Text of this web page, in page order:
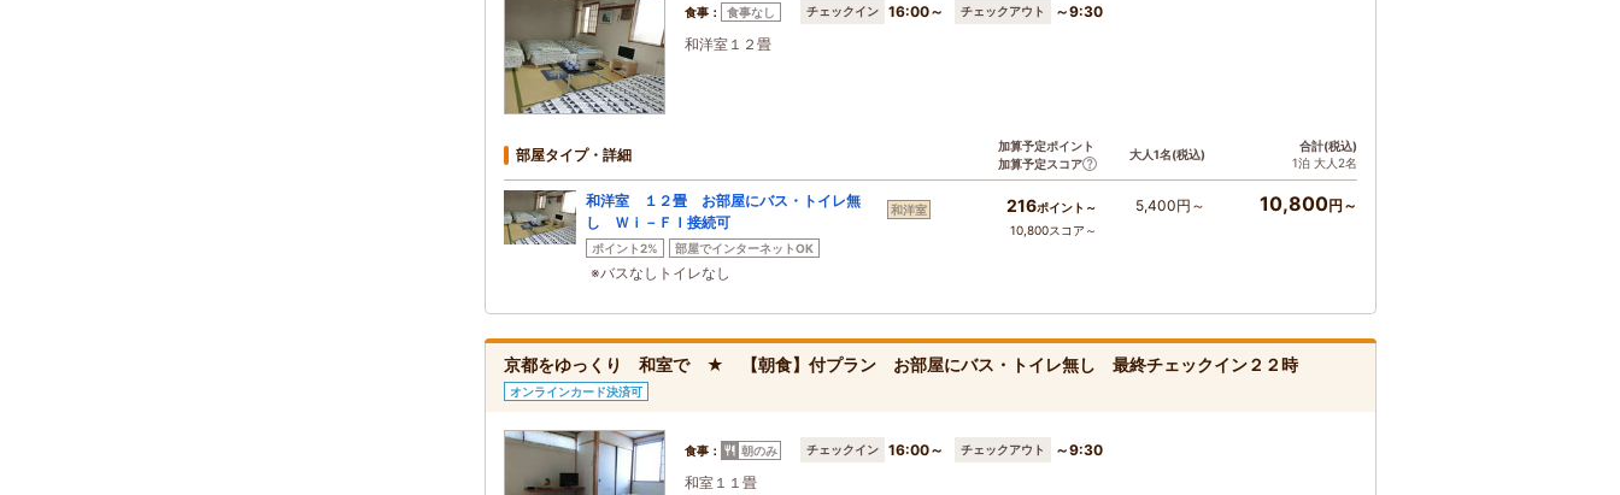
食事： 食事なし チェックイン 16:00～ チェックアウト
～9:30
和洋室１２畳
部屋タイプ・詳細
加算予定ポイント
加算予定スコア
大人1名(税込)
合計(税込)
1泊 大人2名
和洋室 １２畳 お部屋にバス・トイレ無
し Ｗｉ－ＦＩ接続可
ポイント2% 部屋でインターネットOK
※バスなしトイレなし
和洋室 216ポイント～
10,800スコア～
5,400円～ 10,800円～
京都をゆっくり 和室で ★ 【朝食】付プラン お部屋にバス・トイレ無し 最終チェックイン２２時
オンラインカード決済可
食事： 朝のみ チェックイン 16:00～ チェックアウト
～9:30
和室１１畳